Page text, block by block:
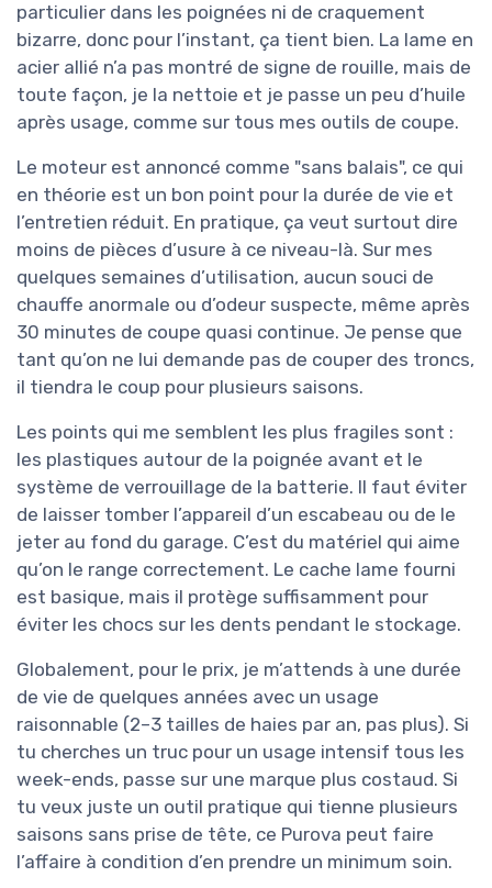
particulier dans les poignées ni de craquement
bizarre, donc pour l’instant, ça tient bien. La lame en
acier allié n’a pas montré de signe de rouille, mais de
toute façon, je la nettoie et je passe un peu d’huile
après usage, comme sur tous mes outils de coupe.
Le moteur est annoncé comme "sans balais", ce qui
en théorie est un bon point pour la durée de vie et
l’entretien réduit. En pratique, ça veut surtout dire
moins de pièces d’usure à ce niveau-là. Sur mes
quelques semaines d’utilisation, aucun souci de
chauffe anormale ou d’odeur suspecte, même après
30 minutes de coupe quasi continue. Je pense que
tant qu’on ne lui demande pas de couper des troncs,
il tiendra le coup pour plusieurs saisons.
Les points qui me semblent les plus fragiles sont :
les plastiques autour de la poignée avant et le
système de verrouillage de la batterie. Il faut éviter
de laisser tomber l’appareil d’un escabeau ou de le
jeter au fond du garage. C’est du matériel qui aime
qu’on le range correctement. Le cache lame fourni
est basique, mais il protège suffisamment pour
éviter les chocs sur les dents pendant le stockage.
Globalement, pour le prix, je m’attends à une durée
de vie de quelques années avec un usage
raisonnable (2–3 tailles de haies par an, pas plus). Si
tu cherches un truc pour un usage intensif tous les
week-ends, passe sur une marque plus costaud. Si
tu veux juste un outil pratique qui tienne plusieurs
saisons sans prise de tête, ce Purova peut faire
l’affaire à condition d’en prendre un minimum soin.